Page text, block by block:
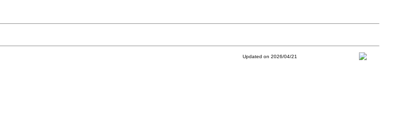
Updated on 2026/04/21